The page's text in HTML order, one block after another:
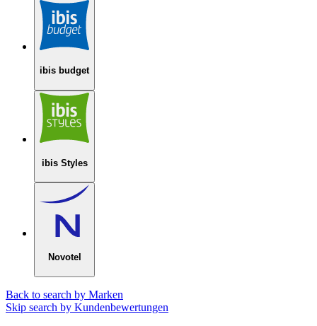
ibis budget
ibis Styles
Novotel
Back to search by Marken
Skip search by Kundenbewertungen